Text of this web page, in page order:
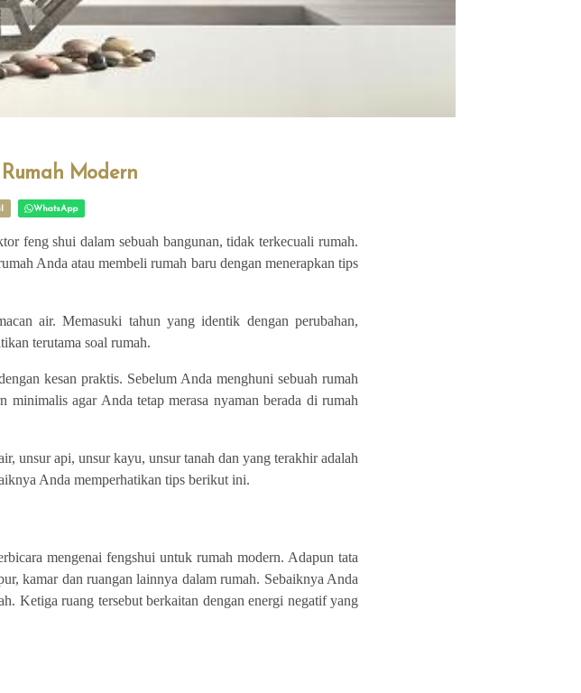
Modern
WhatsApp
feng shui dalam sebuah bangunan, tidak terkecuali rumah.
Anda atau membeli rumah baru dengan menerapkan tips
air. Memasuki tahun yang identik dengan perubahan,
terutama soal rumah.
kesan praktis. Sebelum Anda menghuni sebuah rumah
agar Anda tetap merasa nyaman berada di rumah
unsur api, unsur kayu, unsur tanah dan yang terakhir adalah
Anda memperhatikan tips berikut ini.
mengenai fengshui untuk rumah modern. Adapun tata
kamar dan ruangan lainnya dalam rumah. Sebaiknya Anda
Ketiga ruang tersebut berkaitan dengan energi negatif yang